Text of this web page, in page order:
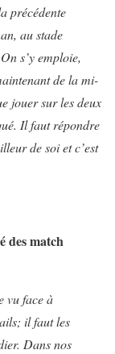
précédente
au stade
s’y emploie,
de la mi-
jouer sur les deux
Il faut répondre
de soi et c’est
des match
vu face à
il faut les
Dans nos